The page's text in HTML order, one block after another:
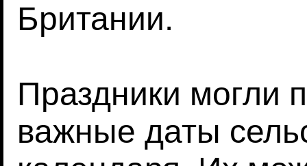
Британии.
Праздники могли
важные даты